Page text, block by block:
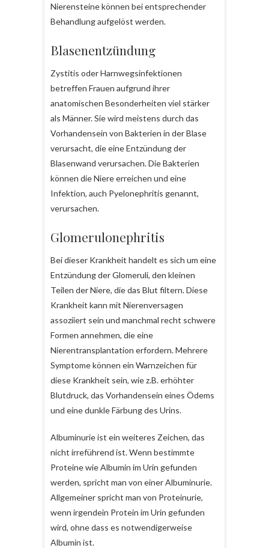
Nierensteine können bei entsprechender
Behandlung aufgelöst werden.
Blasenentzündung
Zystitis oder Harnwegsinfektionen
betreffen Frauen aufgrund ihrer
anatomischen Besonderheiten viel stärker
als Männer. Sie wird meistens durch das
Vorhandensein von Bakterien in der Blase
verursacht, die eine Entzündung der
Blasenwand verursachen. Die Bakterien
können die Niere erreichen und eine
Infektion, auch Pyelonephritis genannt,
verursachen.
Glomerulonephritis
Bei dieser Krankheit handelt es sich um eine
Entzündung der Glomeruli, den kleinen
Teilen der Niere, die das Blut filtern. Diese
Krankheit kann mit Nierenversagen
assoziiert sein und manchmal recht schwere
Formen annehmen, die eine
Nierentransplantation erfordern. Mehrere
Symptome können ein Warnzeichen für
diese Krankheit sein, wie z.B. erhöhter
Blutdruck, das Vorhandensein eines Ödems
und eine dunkle Färbung des Urins.
Albuminurie ist ein weiteres Zeichen, das
nicht irreführend ist. Wenn bestimmte
Proteine wie Albumin im Urin gefunden
werden, spricht man von einer Albuminurie.
Allgemeiner spricht man von Proteinurie,
wenn irgendein Protein im Urin gefunden
wird, ohne dass es notwendigerweise
Albumin ist.